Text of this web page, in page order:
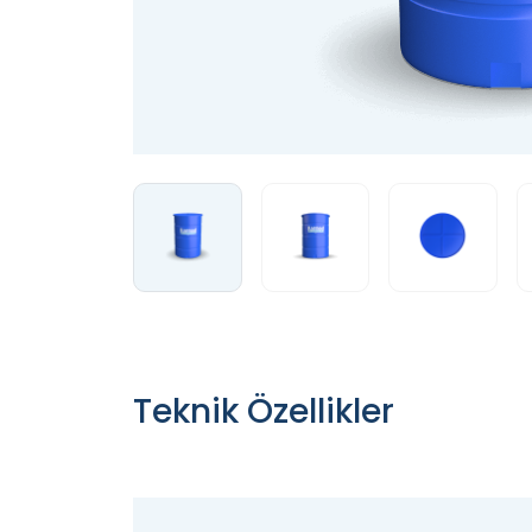
Teknik Özellikler